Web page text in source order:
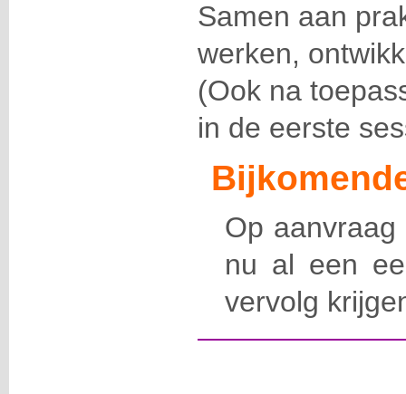
Samen aan
werken,
(Ook na
in de eerste
Op
nu al een
vervolg